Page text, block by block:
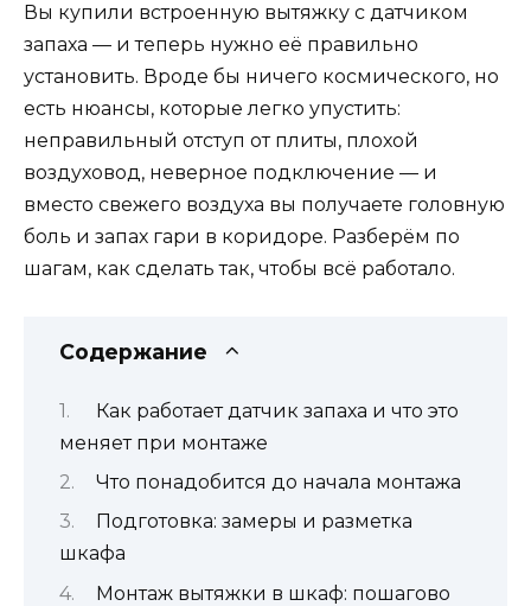
Вы купили встроенную вытяжку с датчиком
запаха — и теперь нужно её правильно
установить. Вроде бы ничего космического, но
есть нюансы, которые легко упустить:
неправильный отступ от плиты, плохой
воздуховод, неверное подключение — и
вместо свежего воздуха вы получаете головную
боль и запах гари в коридоре. Разберём по
шагам, как сделать так, чтобы всё работало.
Содержание
Как работает датчик запаха и что это
меняет при монтаже
Что понадобится до начала монтажа
Подготовка: замеры и разметка
шкафа
Монтаж вытяжки в шкаф: пошагово